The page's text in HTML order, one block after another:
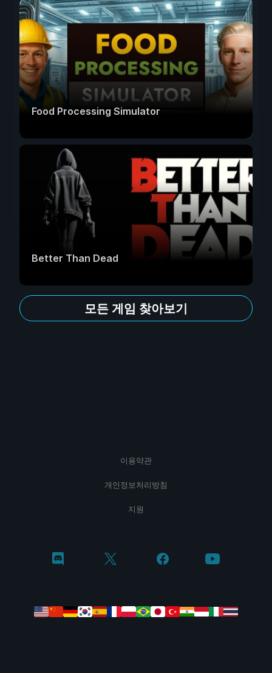
Food Processing Simulator
Better Than Dead
모든 게임 찾아보기
이용약관
개인정보처리방침
지원